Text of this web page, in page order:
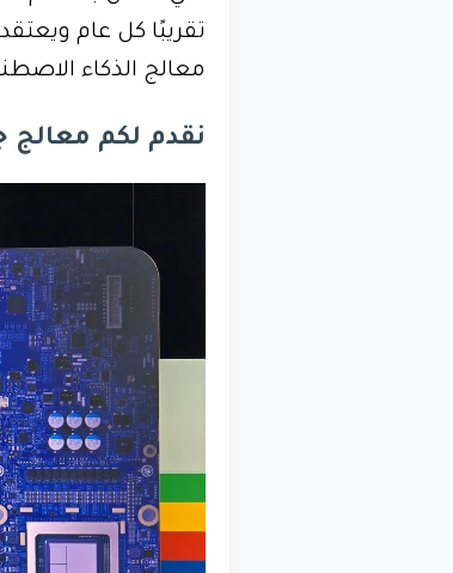
تقريبًا كل عام
معالج الذكاء
نقدم لكم معالج